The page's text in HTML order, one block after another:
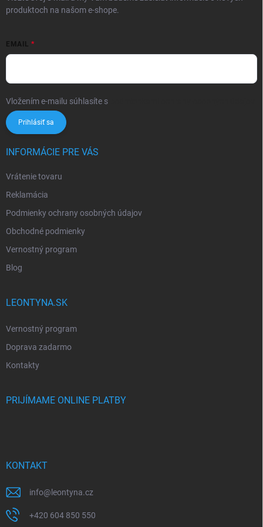
produktoch na našom e-shope.
EMAIL
Vložením e-mailu súhlasíte s
Prihlásiť sa
INFORMÁCIE PRE VÁS
Vrátenie tovaru
Reklamácia
Podmienky ochrany osobných údajov
Obchodné podmienky
Vernostný program
Blog
LEONTYNA.SK
Vernostný program
Doprava zadarmo
Kontakty
PRIJÍMAME ONLINE PLATBY
KONTAKT
info@ leontyna.cz
+420 604 850 550